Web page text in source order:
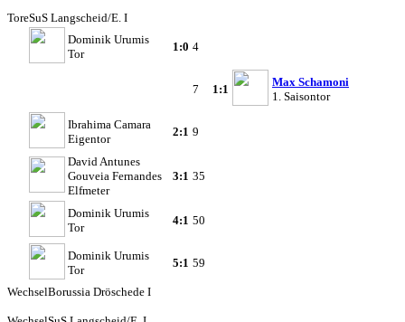
ToreSuS Langscheid/E. I
Dominik Urumis
Tor
1:0 4
7 1:1
Max Schamoni
1. Saisontor
Ibrahima Camara
Eigentor
2:1 9
David Antunes
Gouveia Fernandes
Elfmeter
3:1 35
Dominik Urumis
Tor
4:1 50
Dominik Urumis
Tor
5:1 59
WechselBorussia Dröschede I